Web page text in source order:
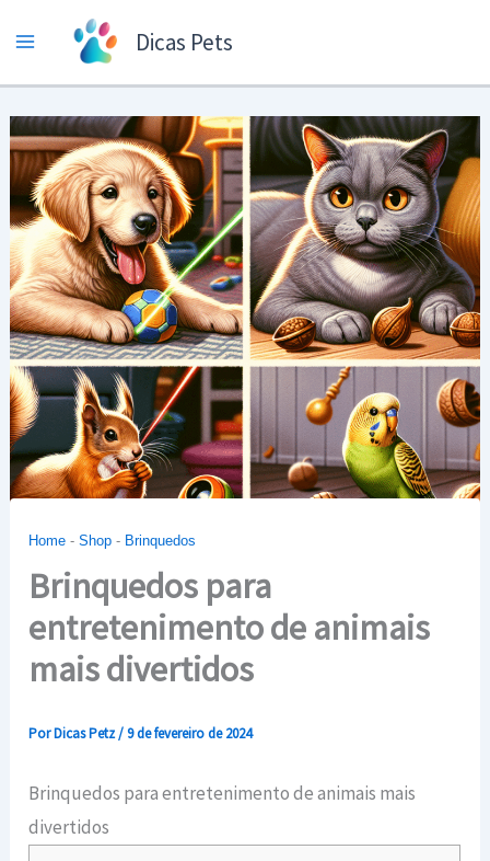
para
o
conteúdo
Dicas Pets
Home -Shop - Brinquedos
Brinquedos para
entretenimento de animais
mais divertidos
PorDicas Petz/9 de fevereiro de 2024
Brinquedos para entretenimento de animais mais
divertidos